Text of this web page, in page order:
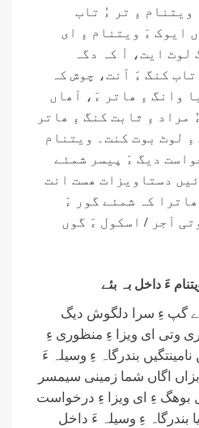
ویتنام ءِ تر ءُ تاب
ایوک ءَ ویتنام ءِ ای
ایت، آ کہ دگہ
کنگ ءَ اَنت، چوش کہ
وانگ ءِ ھاتر ءَ، آھاں
مراد ءِ ثابت کنگ ءِ ھاتر
لوٹ بوت کنت۔ ویتنام
دیگ ءَ پیسر شمئے
دستاویزات ھست انت
کہ شمئے گور ءَ
آجر / اسکول ءَ گوں
ءَ داخل بہ بئے
گپ ءِ سرا دلگوش دیگ
وتی ای ویزا ءِ منظوری ءِ
بندرگاہ ءِ وسیلہ ءَ
اگاں شما زمینی سیمسر
بوھگ ءِ ای ویزا ءِ درخواست
بندرگاہ ءِ وسیلہ ءَ داخل